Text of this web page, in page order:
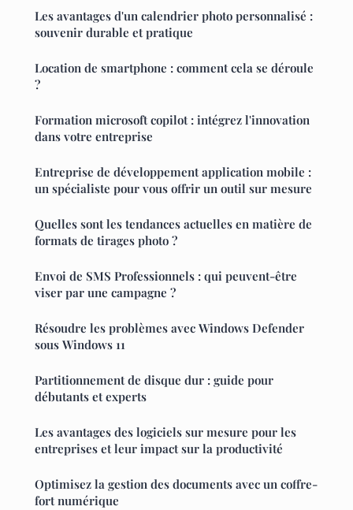
Les avantages d'un calendrier photo personnalisé :
souvenir durable et pratique
Location de smartphone : comment cela se déroule
?
Formation microsoft copilot : intégrez l'innovation
dans votre entreprise
Entreprise de développement application mobile :
un spécialiste pour vous offrir un outil sur mesure
Quelles sont les tendances actuelles en matière de
formats de tirages photo ?
Envoi de SMS Professionnels : qui peuvent-être
viser par une campagne ?
Résoudre les problèmes avec Windows Defender
sous Windows 11
Partitionnement de disque dur : guide pour
débutants et experts
Les avantages des logiciels sur mesure pour les
entreprises et leur impact sur la productivité
Optimisez la gestion des documents avec un coffre-
fort numérique